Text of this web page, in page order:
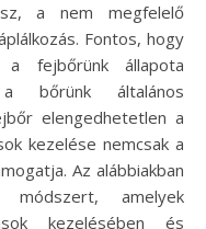
a nem megfelelő
Fontos, hogy
fejbőrünk állapota
bőrünk általános
elengedhetetlen a
kezelése nemcsak a
Az alábbiakban
módszert, amelyek
kezelésében és